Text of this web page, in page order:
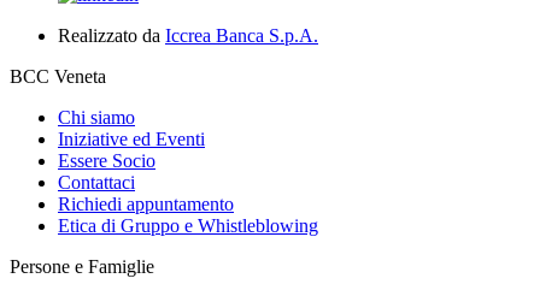
Realizzato da Iccrea Banca S.p.A.
BCC Veneta
Chi siamo
Iniziative ed Eventi
Essere Socio
Contattaci
Richiedi appuntamento
Etica di Gruppo e Whistleblowing
Persone e Famiglie